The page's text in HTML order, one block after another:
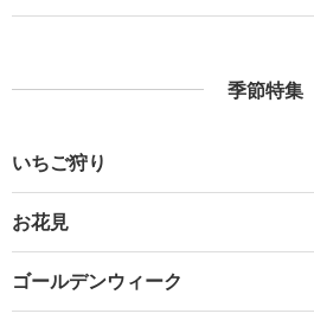
季節特集
いちご狩り
お花見
ゴールデンウィーク